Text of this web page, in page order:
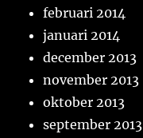
februari 2014
januari 2014
december 2013
november 2013
oktober 2013
september 2013